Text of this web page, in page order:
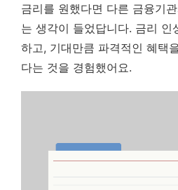
금리를 원했다면 다른 금융기
는 생각이 들었답니다. 금리 인
하고, 기대만큼 파격적인 혜택
다는 것을 경험했어요.